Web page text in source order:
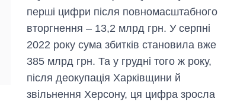
перші цифри після повномасштабного
вторгнення – 13,2 млрд грн. У серпні
2022 року сума збитків становила вже
385 млрд грн. Та у грудні того ж року,
після деокупація Харківщини й
звільнення Херсону, ця цифра зросла
Від 1 місяця – до 5
років: хто і як
довго обіймав
посаду керівника